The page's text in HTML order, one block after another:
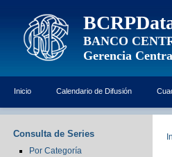
BANCO
Gerencia
Inicio Calendario de Difusión
Consulta de Series
Por Categoría